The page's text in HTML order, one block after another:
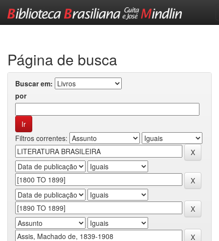
Página de busca
Buscar em:
por
Filtros correntes: